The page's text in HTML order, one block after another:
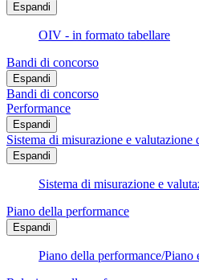
Espandi
OIV - in formato tabellare
Bandi di concorso
Espandi
Bandi di concorso
Performance
Espandi
Sistema di misurazione e valutazione
Espandi
Sistema di misurazione e
Piano della performance
Espandi
Piano della performance/Piano